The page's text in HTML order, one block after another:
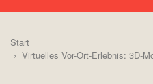
Start
Virtuelles Vor-Ort-Erlebnis: 3D-